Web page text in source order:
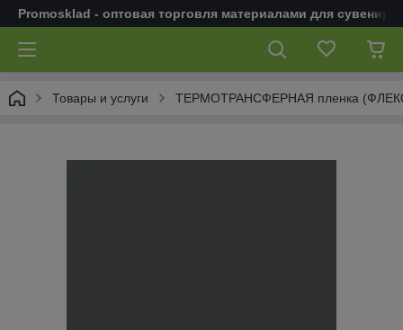
Promosklad - оптовая торговля материалами для
Товары и услуги ТЕРМОТРАНСФЕРНАЯ пленка